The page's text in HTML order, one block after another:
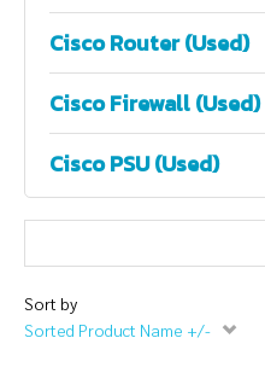
Cisco Router (Used)
Cisco Firewall (Used)
Cisco PSU (Used)
Sort by
Sorted Product Name +/-